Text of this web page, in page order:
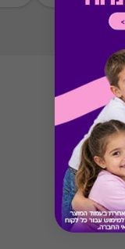
ו/או קבלת
של אי מימוש
להחליפה
בלבד * לא